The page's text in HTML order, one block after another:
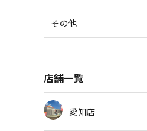
その他
店舗一覧
愛知店